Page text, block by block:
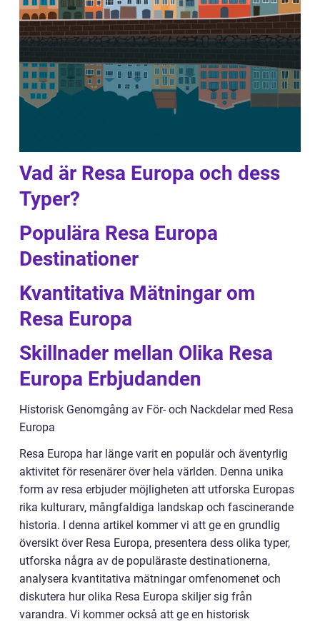
Vad är Resa Europa och dess
Typer?
Populära Resa Europa
Destinationer
Kvantitativa Mätningar om
Resa Europa
Skillnader mellan Olika Resa
Europa Erbjudanden
Historisk Genomgång av För- och Nackdelar med Resa
Europa
Resa Europa har länge varit en populär och äventyrlig
aktivitet för resenärer över hela världen. Denna unika
form av resa erbjuder möjligheten att utforska Europas
rika kulturarv, mångfaldiga landskap och fascinerande
historia. I denna artikel kommer vi att ge en grundlig
översikt över Resa Europa, presentera dess olika typer,
utforska några av de populäraste destinationerna,
analysera kvantitativa mätningar omfenomenet och
diskutera hur olika Resa Europa skiljer sig från
varandra. Vi kommer också att ge en historisk